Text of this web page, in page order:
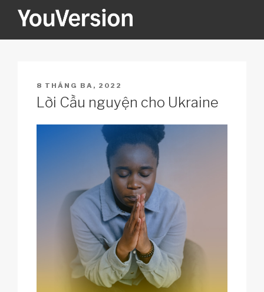
YOUVERSION
POSTED
ON
8 THÁNG BA, 2022
Lời Cầu nguyện cho Ukraine